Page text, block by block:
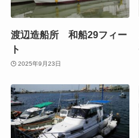
渡辺造船所 和船29フィー
ト
2025年9月23日